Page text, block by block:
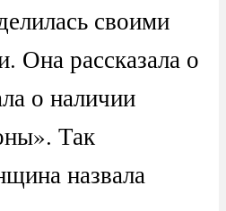
своими
Она рассказала о
о наличии
Так
назвала